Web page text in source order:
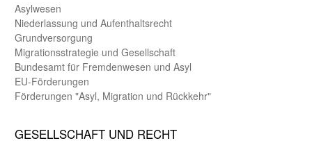
Asyl­wesen
Nieder­lassung und Aufent­halts­recht
Grund­versorgung
Migrations­strategie und Gesell­schaft
Bundes­amt für Fremden­wesen und Asyl
EU-Förde­rungen
Förderungen "Asyl, Migration und Rückkehr"
GE­SELL­SCHAFT UND RECHT